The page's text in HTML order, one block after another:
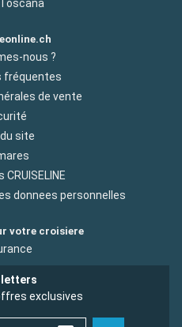
nous ?
fréquentes
de vente
site
CRUISELINE
donnees personnelles
votre croisiere
exclusives